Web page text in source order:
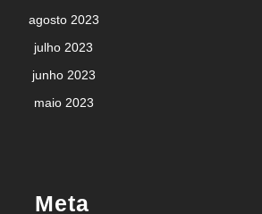
agosto 2023
julho 2023
junho 2023
maio 2023
Meta